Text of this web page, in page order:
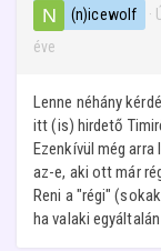
(n)icewolf ·
éve
Lenne néhány
itt (is) hirdető
Ezenkívül még
az-e, aki ott már
Reni a "régi"
ha valaki